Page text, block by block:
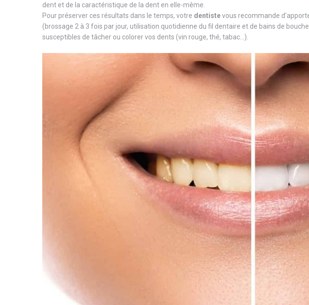
dent et de la caractéristique de la dent en elle-même.
Pour préserver ces résultats dans le temps, votre dentistevous recommande
(brossage 2 à 3 fois par jour, utilisation quotidienne du fil dentaire et de bains de
susceptibles de tâcher ou colorer vos dents (vin rouge, thé, tabac...).